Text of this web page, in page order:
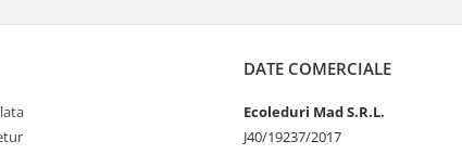
DATE COMERCIALE
Ecoleduri Mad S.R.L.
J40/19237/2017